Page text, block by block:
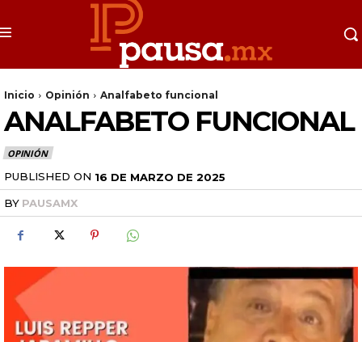
Inicio Opinión Analfabeto funcional
ANALFABETO FUNCIONAL
OPINIÓN
PUBLISHED ON 16 DE MARZO DE 2025
BY PAUSAMX